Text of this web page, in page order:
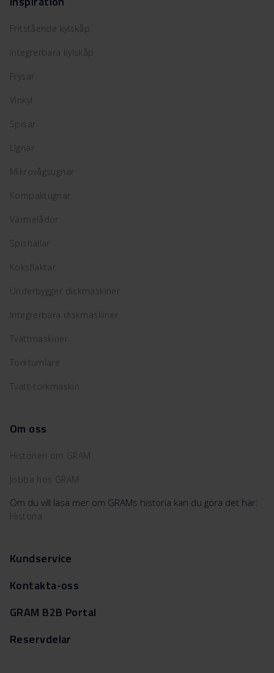
Fritstående kylskåp
Integrerbara kylskåp
Frysar
Vinkyl
Spisar
Ugnar
Mikrovågsugnar
Kompaktugnar
Värmelådor
Spishällar
Köksfläktar
Underbygger diskmaskiner
Integrerbara diskmaskiner
Tvättmaskiner
Torktumlare
Tvätt-torkmaskin
Om oss
Historien om GRAM
Jobba hos GRAM
Om du vill läsa mer om GRAMs historia kan du göra det här:
Historia
Kundservice
Kontakta-oss
GRAM B2B Portal
Reservdelar